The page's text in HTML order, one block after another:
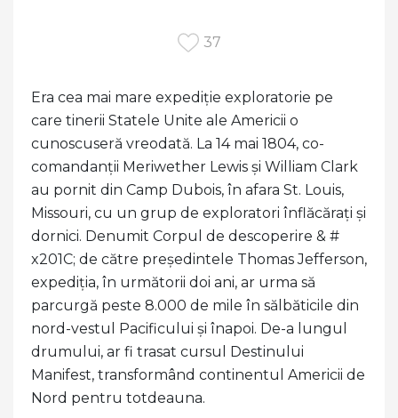
37
Era cea mai mare expediție exploratorie pe
care tinerii Statele Unite ale Americii o
cunoscuseră vreodată. La 14 mai 1804, co-
comandanții Meriwether Lewis și William Clark
au pornit din Camp Dubois, în afara St. Louis,
Missouri, cu un grup de exploratori înflăcărați și
dornici. Denumit Corpul de descoperire & #
x201C; de către președintele Thomas Jefferson,
expediția, în următorii doi ani, ar urma să
parcurgă peste 8.000 de mile în sălbăticile din
nord-vestul Pacificului și înapoi. De-a lungul
drumului, ar fi trasat cursul Destinului
Manifest, transformând continentul Americii de
Nord pentru totdeauna.